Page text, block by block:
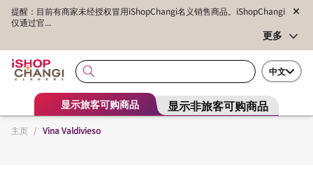
提醒：目前有商家未经授权冒用iShopChangi名义销售商品。iShopChangi
仅通过官...
更多
中文
显示旅客可购商品 显示非旅客可购商品
主页 / Vina Valdivieso